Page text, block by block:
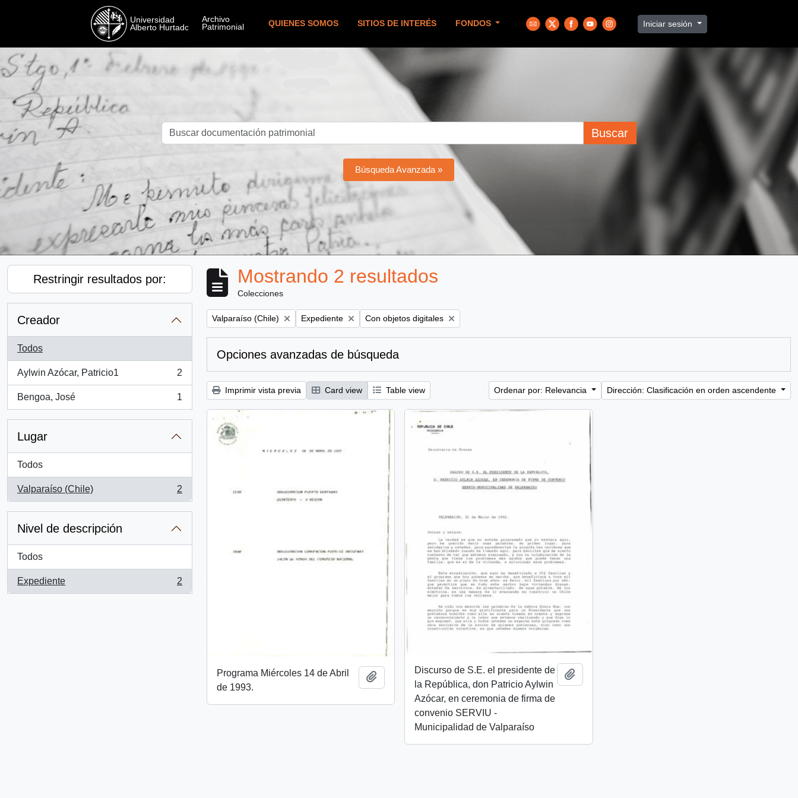
QUIENES SOMOS SITIOS DE INTERÉS FONDOS Iniciar sesión
Buscar
Búsqueda Avanzada »
Restringir resultados por:
Creador
Todos
Aylwin Azócar, Patricio1
, 2 resultados
2
Bengoa, José
, 1 resultados
1
Lugar
Todos
Valparaíso (Chile)
, 2 resultados
2
Nivel de descripción
Todos
Expediente
, 2 resultados
2
Mostrando 2 resultados
Colecciones
Remove filter:
Valparaíso (Chile) Remove filter:
Expediente Remove filter:
Con objetos digitales
Opciones avanzadas de búsqueda
Imprimir vista previa Card view Table view Ordenar por: Relevancia Dirección: Clasificación en orden ascendente
Programa Miércoles 14 de Abril
de 1993.
Añadir al portapapeles
Discurso de S.E. el presidente de
la República, don Patricio Aylwin
Azócar, en ceremonia de firma de
convenio SERVIU -
Municipalidad de Valparaíso
Añadir al portapapeles